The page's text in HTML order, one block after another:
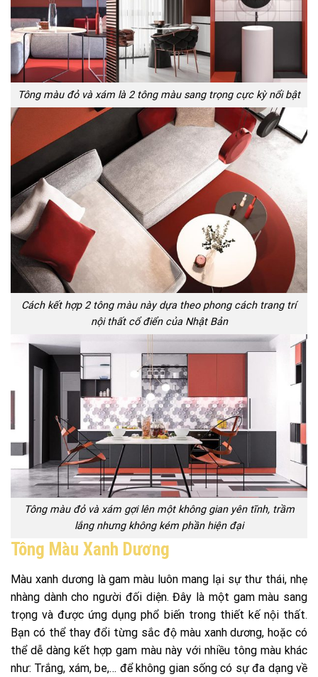
Tông màu đỏ và xám là 2 tông màu sang trọng cực kỳ nổi bật
Cách kết hợp 2 tông màu này dựa theo phong cách trang trí
nội thất cổ điển của Nhật Bản
Tông màu đỏ và xám gợi lên một không gian yên tĩnh, trầm
lắng nhưng không kém phần hiện đại
Tông Màu Xanh Dương
Màu xanh dương là gam màu luôn mang lại sự thư thái, nhẹ
nhàng dành cho người đối diện. Đây là một gam màu sang
trọng và được ứng dụng phổ biến trong thiết kế nội thất.
Bạn có thể thay đổi từng sắc độ màu xanh dương, hoặc có
thể dễ dàng kết hợp gam màu này với nhiều tông màu khác
như: Trắng, xám, be,… để không gian sống có sự đa dạng về